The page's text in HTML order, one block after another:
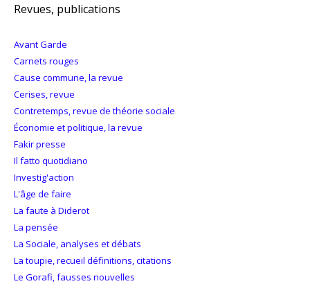
Revues, publications
Avant Garde
Carnets rouges
Cause commune, la revue
Cerises, revue
Contretemps, revue de théorie sociale
Économie et politique, la revue
Fakir presse
Il fatto quotidiano
Investig'action
L'âge de faire
La faute à Diderot
La pensée
La Sociale, analyses et débats
La toupie, recueil définitions, citations
Le Gorafi, fausses nouvelles